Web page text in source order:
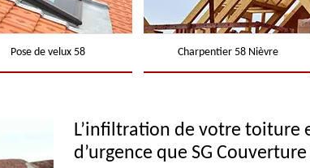
Pose de velux 58 Charpentier 58 Nièvre
L’infiltration de votre toiture
d’urgence que SG